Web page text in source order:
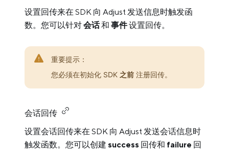
设置回传来在 SDK 向 Adjust 发送信息时触发函
数。您可以针对会话和 事件设置回传。
重要提示：
您必须在初始化 SDK 之前 注册回传。
会话回传
设置会话回传来在 SDK 向 Adjust 发送会话信息时
触发函数。您可以创建 success 回传和 failure 回